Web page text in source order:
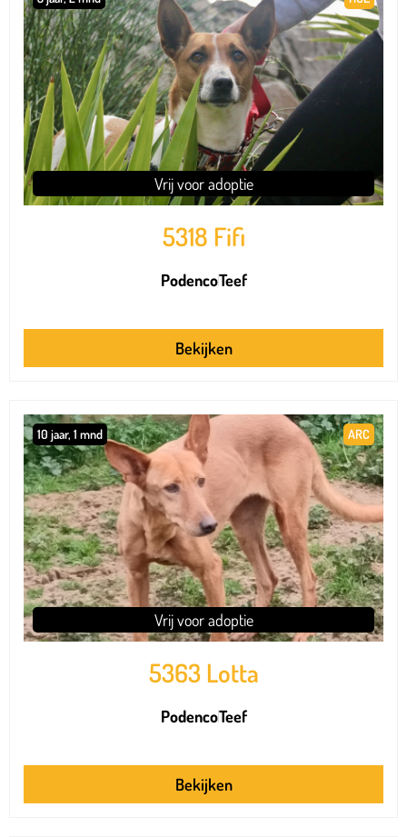
Vrij voor adoptie
5318 Fifi
PodencoTeef
Bekijken
ARC
10 jaar, 1 mnd
Vrij voor adoptie
5363 Lotta
PodencoTeef
Bekijken